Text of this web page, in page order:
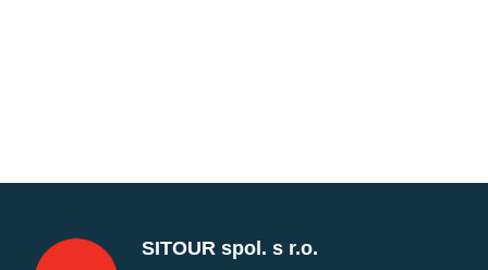
SITOUR spol. s r.o.